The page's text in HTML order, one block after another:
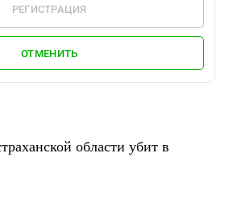
РЕГИСТРАЦИЯ
ОТМЕНИТЬ
области убит в